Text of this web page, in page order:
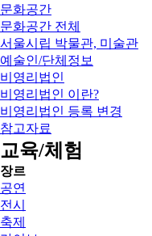
문화공간
문화공간 전체
서울시립 박물관, 미술관
예술인/단체정보
비영리법인
비영리법인 이란?
비영리법인 등록 변경
참고자료
교육/체험
장르
공연
전시
축제